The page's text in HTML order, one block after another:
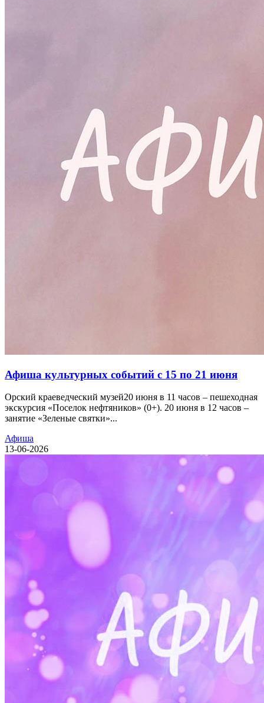
Афиша культурных событий с 15 по 21 июня
Орский краеведческий музей20 июня в 11 часов – пешеходная
экскурсия «Поселок нефтяников» (0+). 20 июня в 12 часов –
занятие «Зеленые святки»...
Афиша
13-06-2026